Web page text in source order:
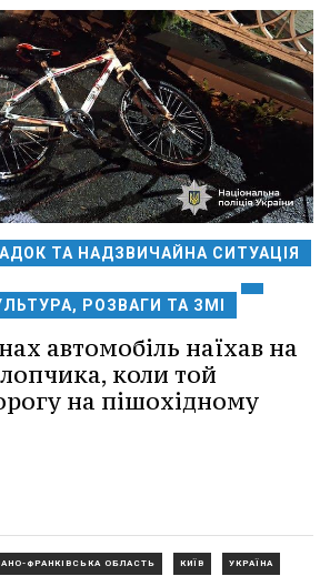
ТА НАДЗВИЧАЙНА СИТУАЦІЯ
РОЗВАГИ ТА ЗМІ
автомобіль наїхав на
коли той
на пішохідному
ФРАНКІВСЬКА ОБЛАСТЬ КИЇВ УКРАЇНА